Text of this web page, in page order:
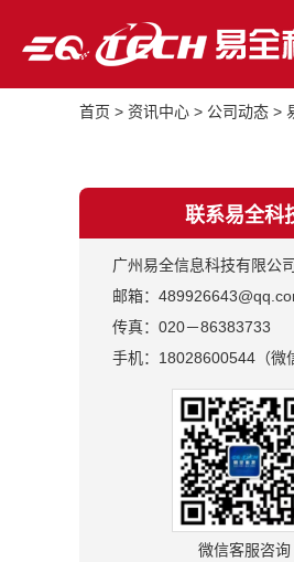
首页 > 资讯中心 > 公司动态 >
联系易全科
广州易全信息科技有限公司
邮箱：
传真：020－86383733
手机：18028600544（微
微信客服咨询